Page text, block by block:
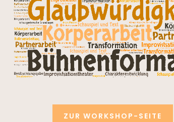
ZUR WORKSHOP-SEITE